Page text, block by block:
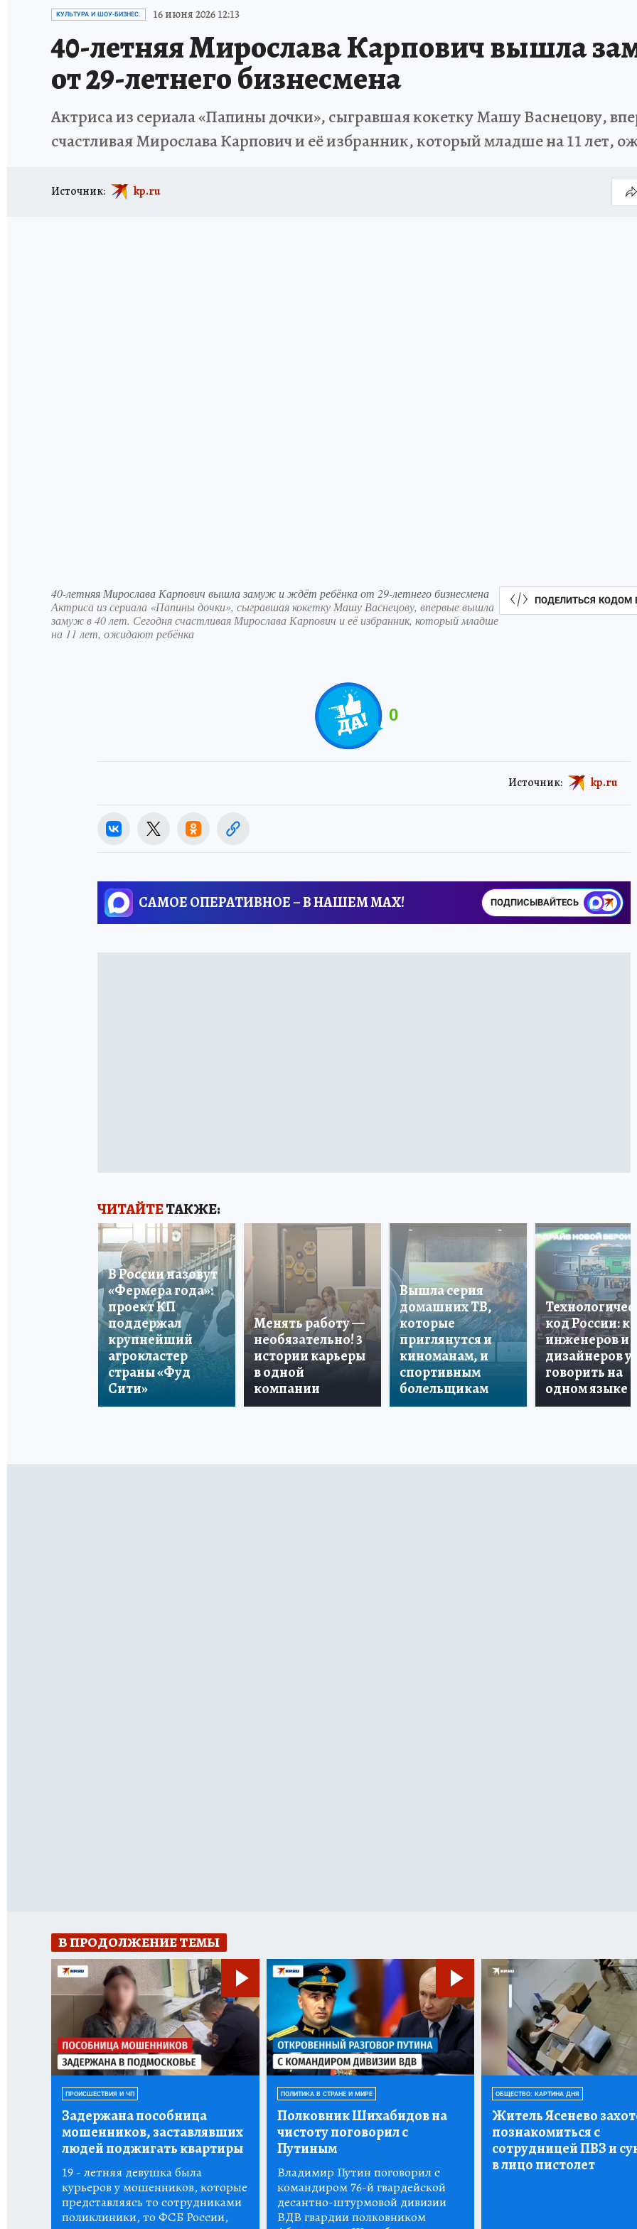
ИСПЫТАНО НА СЕБЕ
КУЛЬТУРА И ШОУ-БИЗНЕС. 16 июня 2026 12:13
40-летняя Мирослава Карпович вышла
от 29-летнего бизнесмена
Актриса из сериала «Папины дочки», сыгравшая кокетку Машу Васнецову,
счастливая Мирослава Карпович и её избранник, который младше на 11 лет,
Источник: kp.ru
40-летняя Мирослава Карпович вышла замуж и ждёт ребёнка от 29-летнего бизнесмена
Актриса из сериала «Папины дочки», сыгравшая кокетку Машу Васнецову, впервые вышла
замуж в 40 лет. Сегодня счастливая Мирослава Карпович и её избранник, который младше
на 11 лет, ожидают ребёнка
ПОДЕЛИТЬСЯ КОДОМ
0
Источник: kp.ru
САМОЕ ОПЕРАТИВНОЕ – В НАШЕМ MAX! ПОДПИСЫВАЙТЕСЬ
ЧИТАЙТЕТАКЖЕ:
В России назовут
«Фермера года»:
проект КП
поддержал
крупнейший
агрокластер
страны «Фуд
Сити»
Менять работу —
необязательно! 3
истории карьеры
в одной
компании
Вышла серия
домашних ТВ,
которые
приглянутся и
киноманам, и
спортивным
болельщикам
код России: как
инженеров и
дизайнеров
говорить на
одном языке
В ПРОДОЛЖЕНИЕ ТЕМЫ
ПРОИСШЕСТВИЯ И ЧП
Задержана пособница
мошенников, заставлявших
людей поджигать квартиры
19 - летняя девушка была
курьеров у мошенников, которые
представляясь то сотрудниками
поликлиники, то ФСБ России,
ПОЛИТИКА В СТРАНЕ И МИРЕ
Полковник Шихабидов на
чистоту поговорил с
Путиным
Владимир Путин поговорил с
командиром 76-й гвардейской
десантно-штурмовой дивизии
ВДВ гвардии полковником
ОБЩЕСТВО: КАРТИНА ДНЯ
Житель Ясенево
познакомиться с
сотрудницей ПВЗ и
в лицо пистолет